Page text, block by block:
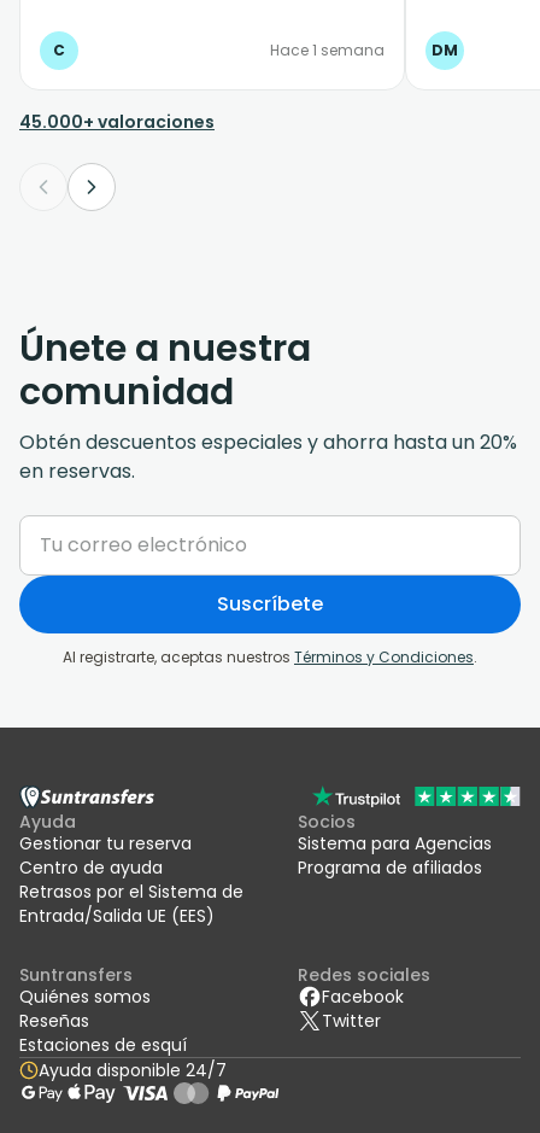
C Hace 1 semana
tiempo
DM
45.000+ valoraciones
Únete a nuestra
comunidad
Obtén descuentos especiales y ahorra hasta un 20%
en reservas.
Suscríbete
Al registrarte, aceptas nuestros Términos y Condiciones.
Ayuda
Gestionar tu reserva
Centro de ayuda
Retrasos por el Sistema de
Entrada/Salida UE (EES)
Socios
Sistema para Agencias
Programa de afiliados
Suntransfers
Quiénes somos
Reseñas
Estaciones de esquí
Redes sociales
Facebook
Twitter
Ayuda disponible 24/7